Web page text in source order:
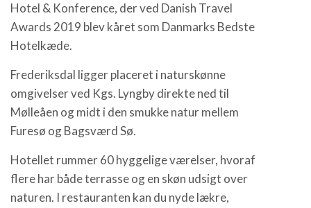
Hotel & Konference, der ved Danish Travel
Awards 2019 blev kåret som Danmarks Bedste
Hotelkæde.
Frederiksdal ligger placeret i naturskønne
omgivelser ved Kgs. Lyngby direkte ned til
Mølleåen og midt i den smukke natur mellem
Furesø og Bagsværd Sø.
Hotellet rummer 60 hyggelige værelser, hvoraf
flere har både terrasse og en skøn udsigt over
naturen. I restauranten kan du nyde lækre,